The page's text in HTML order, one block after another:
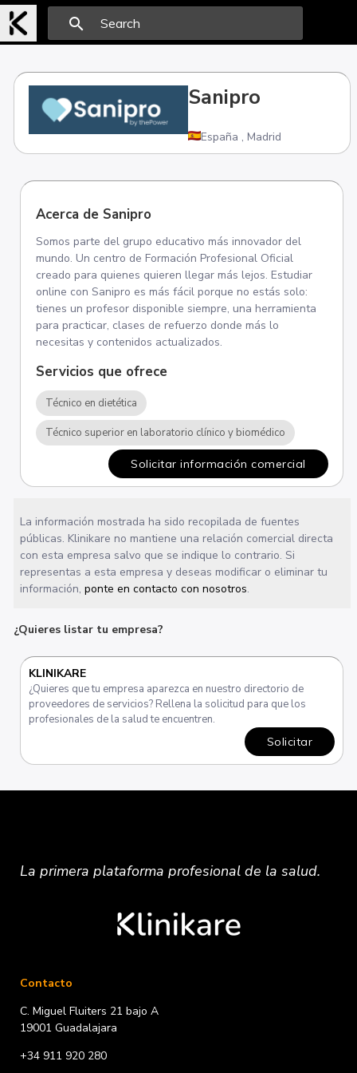
search
Sanipro
España , Madrid
Acerca de Sanipro
Somos parte del grupo educativo más innovador del
mundo. Un centro de Formación Profesional Oficial
creado para quienes quieren llegar más lejos. Estudiar
online con Sanipro es más fácil porque no estás solo:
tienes un profesor disponible siempre, una herramienta
para practicar, clases de refuerzo donde más lo
necesitas y contenidos actualizados.
Servicios que ofrece
Técnico en dietética
Técnico superior en laboratorio clínico y biomédico
Solicitar información comercial
La información mostrada ha sido recopilada de fuentes
públicas. Klinikare no mantiene una relación comercial directa
con esta empresa salvo que se indique lo contrario. Si
representas a esta empresa y deseas modificar o eliminar tu
información,ponte en contacto con nosotros.
¿Quieres listar tu empresa?
KLINIKARE
¿Quieres que tu empresa aparezca en nuestro directorio de
proveedores de servicios? Rellena la solicitud para que los
profesionales de la salud te encuentren.
Solicitar
La primera plataformaprofesionalde la salud.
Contacto
C. Miguel Fluiters 21 bajo A
19001 Guadalajara
+34 911 920 280